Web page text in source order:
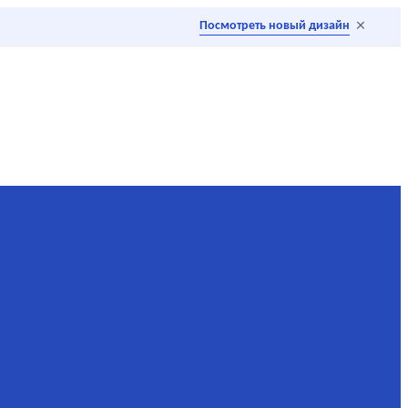
Посмотреть новый дизайн ×